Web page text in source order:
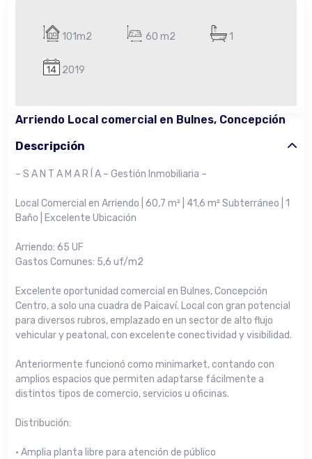
101m2 60 m2 1
2019
Arriendo Local comercial en Bulnes, Concepción
Descripción
– S A N T A M A R Í A – Gestión Inmobiliaria –
Local Comercial en Arriendo | 60,7 m² | 41,6 m² Subterráneo | 1
Baño | Excelente Ubicación
Arriendo: 65 UF
Gastos Comunes: 5,6 uf/m2
Excelente oportunidad comercial en Bulnes, Concepción
Centro, a solo una cuadra de Paicaví. Local con gran potencial
para diversos rubros, emplazado en un sector de alto flujo
vehicular y peatonal, con excelente conectividad y visibilidad.
Anteriormente funcionó como minimarket, contando con
amplios espacios que permiten adaptarse fácilmente a
distintos tipos de comercio, servicios u oficinas.
Distribución:
• Amplia planta libre para atención de público